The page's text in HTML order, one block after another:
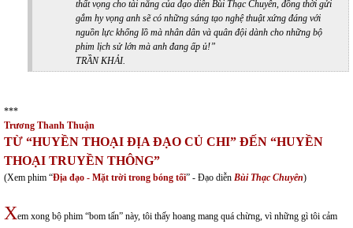
thất vọng cho tài năng của đạo diễn Bùi Thạc Chuyên, đồng thời gửi
gắm hy vọng anh sẽ có những sáng tạo nghệ thuật xứng đáng với
nguồn lực khổng lồ mà nhân dân và quân đội dành cho những bộ
phim lịch sử lớn mà anh đang ấp ủ!”
TRẦN KHẢI.
***
Trương Thanh Thuận
TỪ “HUYỀN THOẠI ĐỊA ĐẠO CỦ CHI” ĐẾN “HUYỀN
THOẠI TRUYỀN THÔNG”
(Xem phim “Địa đạo - Mặt trời trong bóng tối” - Đạo diễn Bùi Thạc Chuyên)
Xem xong bộ phim “bom tấn” này, tôi thấy hoang mang quá chừng, vì những gì tôi cảm